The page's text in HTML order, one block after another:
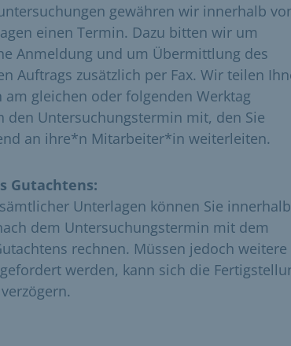
gewähren wir innerhalb
einen Termin. Dazu bitten wir um
Anmeldung und um Übermittlung des
Auftrags zusätzlich per Fax. Wir teilen
am gleichen oder folgenden Werktag
den Untersuchungstermin mit, den Sie
an ihre*n Mitarbeiter*in weiterleiten.
Gutachtens:
Unterlagen können Sie
dem Untersuchungstermin mit dem
rechnen. Müssen jedoch weitere
werden, kann sich die